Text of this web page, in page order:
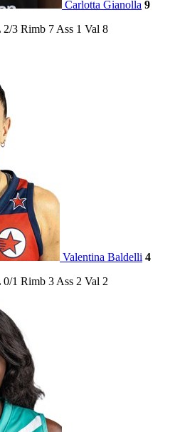
Carlotta Gianolla 9
2/3 Rimb 7 Ass 1 Val 8
Valentina Baldelli 4
0/1 Rimb 3 Ass 2 Val 2